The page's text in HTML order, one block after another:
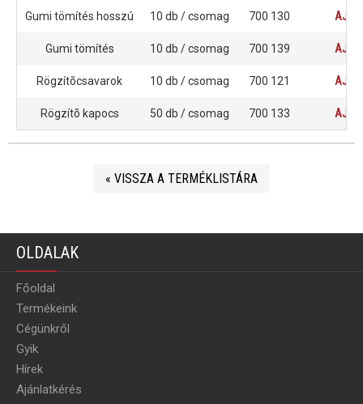
Gumi tömítés hosszú 10 db / csomag 700 130
Gumi tömítés 10 db / csomag 700 139
Rögzítõcsavarok 10 db / csomag 700 121
Rögzítõ kapocs 50 db / csomag 700 133
« VISSZA A TERMÉKLISTÁRA
OLDALAK
Főoldal
Termékeink
Cégünkről
Gyik
Hírek
Ajánlatkérés